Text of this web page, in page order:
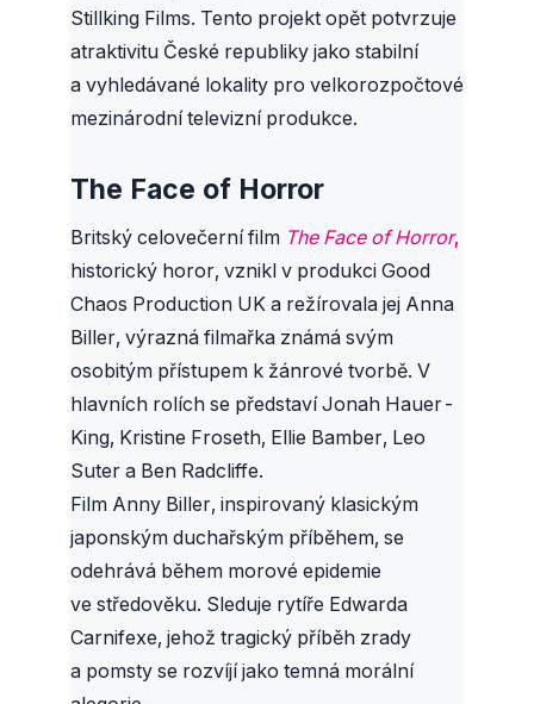
Stillking Films. Tento projekt opět potvrzuje
atraktivitu České republiky jako stabilní
a vyhledávané lokality pro velkorozpočtové
mezinárodní televizní produkce.
The Face of Horror
Britský celovečerní film The Face of Horror,
historický horor, vznikl v produkci Good
Chaos Production UK a režírovala jej Anna
Biller, výrazná filmařka známá svým
osobitým přístupem k žánrové tvorbě. V
hlavních rolích se představí Jonah Hauer-
King, Kristine Froseth, Ellie Bamber, Leo
Suter a Ben Radcliffe.
Film Anny Biller, inspirovaný klasickým
japonským duchařským příběhem, se
odehrává během morové epidemie
ve středověku. Sleduje rytíře Edwarda
Carnifexe, jehož tragický příběh zrady
a pomsty se rozvíjí jako temná morální